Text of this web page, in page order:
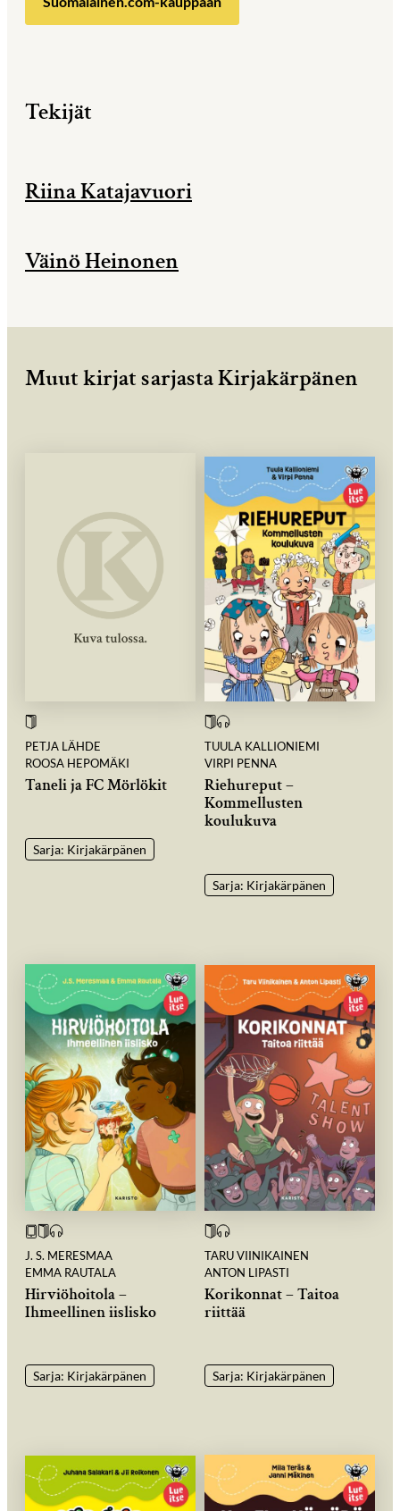
Tekijät
Riina Katajavuori
Väinö Heinonen
Muut kirjat sarjasta Kirjakärpänen
PETJA LÄHDE
ROOSA HEPOMÄKI
Taneli ja FC Mörlökit
Sarja: Kirjakärpänen
TUULA KALLIONIEMI
VIRPI PENNA
Riehureput –
Kommellusten
koulukuva
Sarja: Kirjakärpänen
J. S. MERESMAA
EMMA RAUTALA
Hirviöhoitola –
Ihmeellinen iislisko
Sarja: Kirjakärpänen
TARU VIINIKAINEN
ANTON LIPASTI
Korikonnat – Taitoa
riittää
Sarja: Kirjakärpänen